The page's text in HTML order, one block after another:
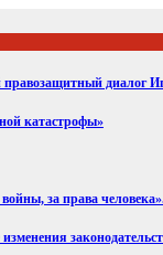
правозащитный диалог
катастрофы»
за права